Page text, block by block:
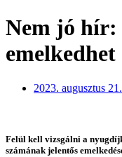
Nem jó hír:
2023. augusztus 21.
Felül kell vizsgálni a
számának jelentős